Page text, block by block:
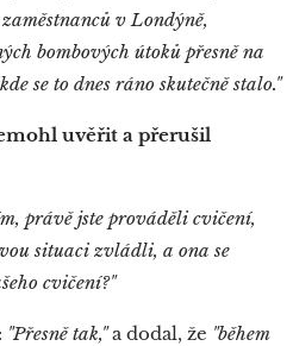
v Londýně,
bombových útoků přesně na
se to dnes ráno skutečně stalo."
uvěřit a přerušil
právě jste prováděli cvičení,
situaci zvládli, a ona se
cvičení?"
"Přesně tak,"a dodal, že "během